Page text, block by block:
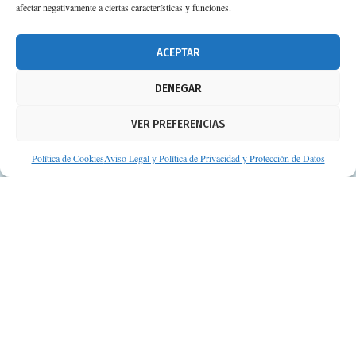
afectar negativamente a ciertas características y funciones.
ACEPTAR
DENEGAR
VER PREFERENCIAS
Política de CookiesAviso Legal y Política de Privacidad y Protección de Datos
674 02 62 03
Aviso legal
Protección de datos personales
Suscripción a Newsletter